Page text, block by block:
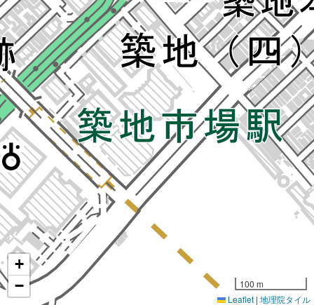
+
−
100 m
Leaflet | 地理院タイル